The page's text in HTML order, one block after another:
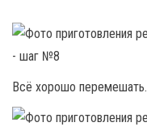
Всё хорошо перемешать.